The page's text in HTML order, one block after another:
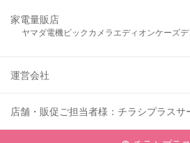
家電量販店
ヤマダ電機ビックカメラ エディオンケーズデ
運営会社
店舗・販促ご担当者様：チラシプラスサ